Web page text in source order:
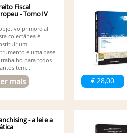
Fiscal
- Tomo IV
primordial
colectânea é
um
e uma base
trabalho para todos
têm...
mais € 28,00
- a lei e a